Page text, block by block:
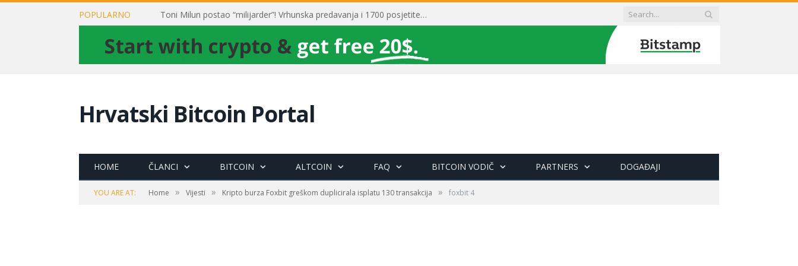
POPULARNO Toni Milun postao “milijarder”! Vrhunska predavanja i 1700 posjetitelja obilježili su mjesec financijske pismenosti
Hrvatski Bitcoin Portal
HOME ČLANCI BITCOIN ALTCOIN FAQ BITCOIN VODIČ PARTNERS DOGAĐAJI
YOU ARE AT: Home » Vijesti » Kripto burza Foxbit greškom duplicirala isplatu 130 transakcija » foxbit 4